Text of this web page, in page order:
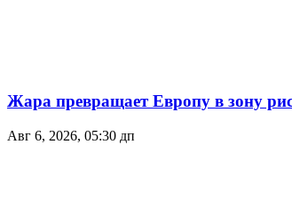
Жара превращает Европу в зону
Авг 6, 2026, 05:30 дп